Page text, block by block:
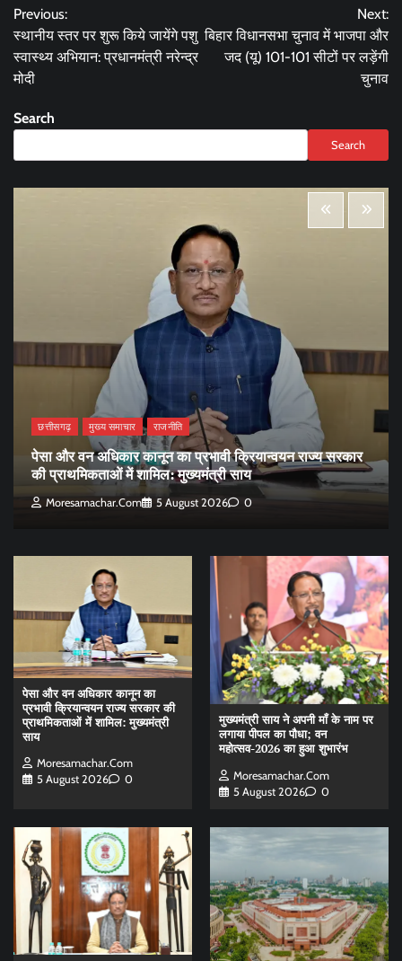
navigation
Previous:
स्थानीय स्तर पर शुरू किये जायेंगे पशु
स्वास्थ्य अभियान: प्रधानमंत्री नरेन्द्र
मोदी
Next:
बिहार विधानसभा चुनाव में भाजपा और
जद (यू) 101-101 सीटों पर लड़ेंगी
चुनाव
Search
Search
छत्तीसगढ़ मुख्य समाचार राजनीति
पेसा और वन अधिकार कानून का प्रभावी क्रियान्वयन राज्य सरकार
की प्राथमिकताओं में शामिल: मुख्यमंत्री साय
Moresamachar.com 5 August 2026 0
पेसा और वन अधिकार कानून का
प्रभावी क्रियान्वयन राज्य सरकार की
प्राथमिकताओं में शामिल: मुख्यमंत्री
साय
Moresamachar.com
5 August 2026
0
मुख्यमंत्री साय ने अपनी माँ के नाम पर
लगाया पीपल का पौधा; वन
महोत्सव-2026 का हुआ शुभारंभ
Moresamachar.com
5 August 2026
0